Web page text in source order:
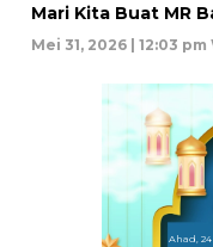
Mari Kita Buat MR
Mei 31, 2026 | 12:03 pm
Ahad,